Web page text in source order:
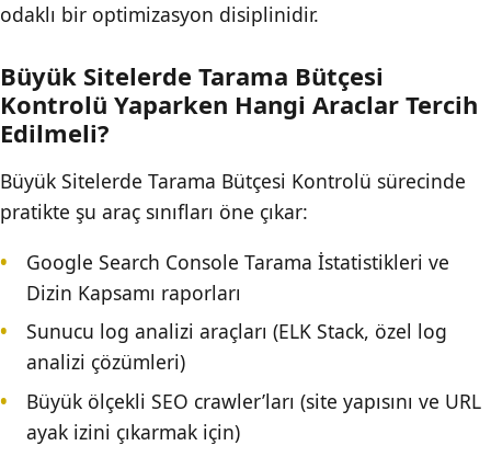
odaklı bir optimizasyon disiplinidir.
Büyük Sitelerde Tarama Bütçesi
Kontrolü Yaparken Hangi Araclar Tercih
Edilmeli?
Büyük Sitelerde Tarama Bütçesi Kontrolü sürecinde
pratikte şu araç sınıfları öne çıkar:
Google Search Console Tarama İstatistikleri ve
Dizin Kapsamı raporları
Sunucu log analizi araçları (ELK Stack, özel log
analizi çözümleri)
Büyük ölçekli SEO crawler’ları (site yapısını ve URL
ayak izini çıkarmak için)